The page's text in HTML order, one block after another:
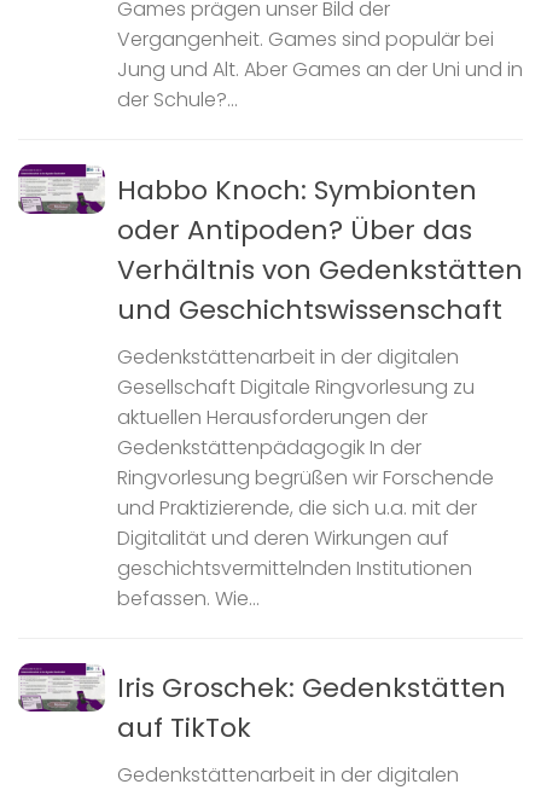
Games prägen unser Bild der
Vergangenheit. Games sind populär bei
Jung und Alt. Aber Games an der Uni und in
der Schule?...
Habbo Knoch: Symbionten
oder Antipoden? Über das
Verhältnis von Gedenkstätten
und Geschichtswissenschaft
Gedenkstättenarbeit in der digitalen
Gesellschaft Digitale Ringvorlesung zu
aktuellen Herausforderungen der
Gedenkstättenpädagogik In der
Ringvorlesung begrüßen wir Forschende
und Praktizierende, die sich u.a. mit der
Digitalität und deren Wirkungen auf
geschichtsvermittelnden Institutionen
befassen. Wie...
Iris Groschek: Gedenkstätten
auf TikTok
Gedenkstättenarbeit in der digitalen